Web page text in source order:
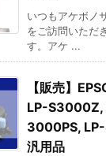
いつもアケボノ
をご訪問いただ
す。アケ ...
【販売】
LP-S3000Z,
3000PS,
汎用品